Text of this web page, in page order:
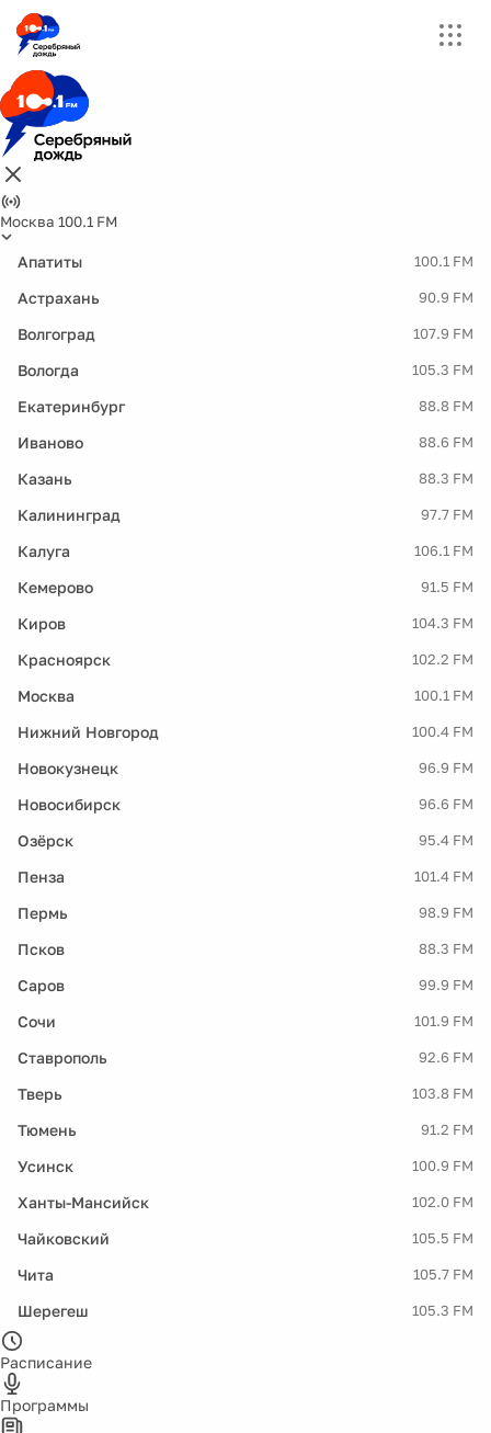
Москва 100.1 FM
Апатиты 100.1 FM
Астрахань 90.9 FM
Волгоград 107.9 FM
Вологда 105.3 FM
Екатеринбург 88.8 FM
Иваново 88.6 FM
Казань 88.3 FM
Калининград 97.7 FM
Калуга 106.1 FM
Кемерово 91.5 FM
Киров 104.3 FM
Красноярск 102.2 FM
Москва 100.1 FM
Нижний Новгород 100.4 FM
Новокузнецк 96.9 FM
Новосибирск 96.6 FM
Озёрск 95.4 FM
Пенза 101.4 FM
Пермь 98.9 FM
Псков 88.3 FM
Саров 99.9 FM
Сочи 101.9 FM
Ставрополь 92.6 FM
Тверь 103.8 FM
Тюмень 91.2 FM
Усинск 100.9 FM
Ханты-Мансийск 102.0 FM
Чайковский 105.5 FM
Чита 105.7 FM
Шерегеш 105.3 FM
Расписание
Программы